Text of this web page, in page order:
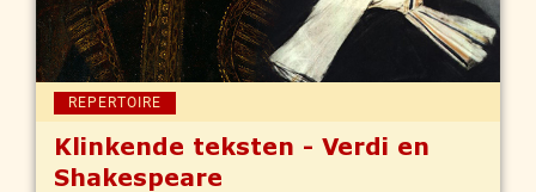
REPERTOIRE
Klinkende teksten - Verdi en
Shakespeare